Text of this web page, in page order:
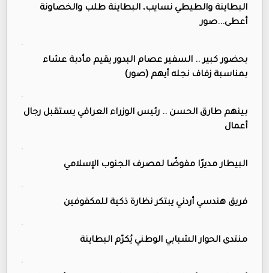
البطاينة والطيطي نسايب، البطاينة طلب والخصاونة
أعطى...صور
بحضور كبير .. السفير عصام البدور يقيم مأدبة عشاء
بمناسبة زفاف نجله أيهم (صور)
بينهم طارق الحسن .. رئيس الوزراء العراقي يستقبل رجال
أعمال
البيطار مديرًا مفوضًا لمصرف الجنوب الإسلامي
فريق هندسي أردني يبتكر نظارة ذكية للمكفوفين
منتدى الحوار الشبابي الوطني يُكرّم البطاينة